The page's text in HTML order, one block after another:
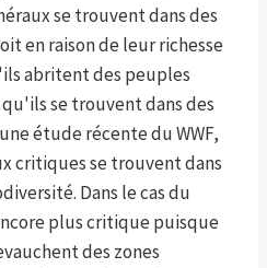
se trouvent dans des
en raison de leur richesse
abritent des peuples
se trouvent dans des
étude récente du WWF,
critiques se trouvent dans
Dans le cas du
plus critique puisque
des zones